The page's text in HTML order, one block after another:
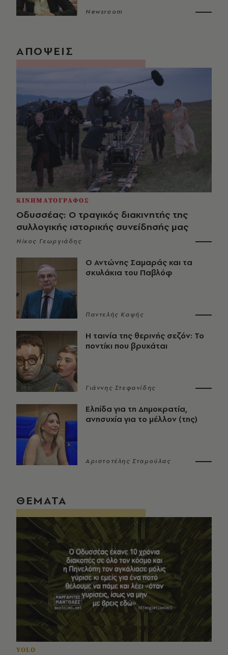
Newsroom
ΑΠΟΨΕΙΣ
ΚΙΝΗΜΑΤΟΓΡΑΦΟΣ
Οδυσσέας: Ο τραγικός διακινητής της
συλλογικής ιστορικής συνείδησής μας
Νίκος Γεωργιάδης
Ο Αντώνης Σαμαράς και τα
σκυλάκια του Παβλόφ
Παντελής Καψής
Η ταινία της θερινής σεζόν: Το
ποντίκι που βρυχάται
Γιάννης Στεφανίδης
Ελπίδα για τη Δημοκρατία,
ανησυχία για το μέλλον (της)
Αριστοτέλης Σταμούλας
ΘΕΜΑΤΑ
YOLO